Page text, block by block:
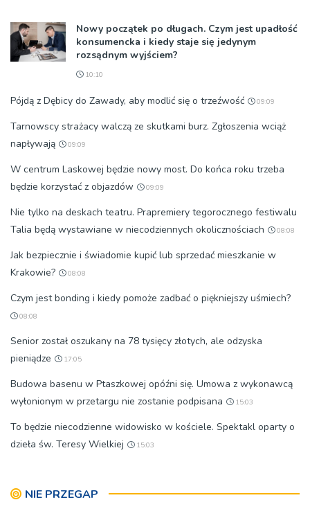
Nowy początek po długach. Czym jest upadłość
konsumencka i kiedy staje się jedynym
rozsądnym wyjściem?
10:10
Pójdą z Dębicy do Zawady, aby modlić się o trzeźwość 09:09
Tarnowscy strażacy walczą ze skutkami burz. Zgłoszenia wciąż
napływają
09:09
W centrum Laskowej będzie nowy most. Do końca roku trzeba
będzie korzystać z objazdów
09:09
Nie tylko na deskach teatru. Prapremiery tegorocznego festiwalu
Talia będą wystawiane w niecodziennych okolicznościach
08:08
Jak bezpiecznie i świadomie kupić lub sprzedać mieszkanie w
Krakowie?
08:08
Czym jest bonding i kiedy pomoże zadbać o piękniejszy uśmiech?
08:08
Senior został oszukany na 78 tysięcy złotych, ale odzyska
pieniądze
17:05
Budowa basenu w Ptaszkowej opóźni się. Umowa z wykonawcą
wyłonionym w przetargu nie zostanie podpisana
15:03
To będzie niecodzienne widowisko w kościele. Spektakl oparty o
dzieła św. Teresy Wielkiej
15:03
NIE PRZEGAP